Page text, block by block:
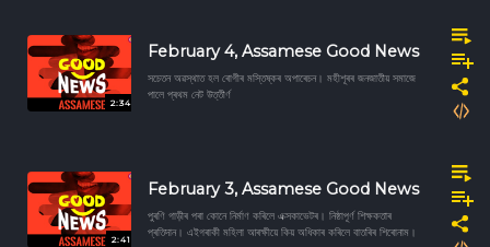
2:34
February 4, Assamese Good News
সচেতন অৱস্থাত হল ৰোগীৰ মস্তিষ্কৰ অপাৰেচন। মহীশূৰৰ জনজাতীয় সমাজে
পালে প্ৰথম নেট উত্তীৰ্ণ
2:41
February 3, Assamese Good News
পুৰণি গাড়ীৰ পৰা কোনে নিৰ্মাণ কৰিলে এক্সকাভেটৰ। নিষ্ঠাপূৰ্ণ শিক্ষকতাৰ
প্ৰতিদান। এইগৰাকী মহিলা আৰক্ষীয়ে কিয় অধিকাৰ কৰিলে বাতৰিৰ শিৰোনাম।